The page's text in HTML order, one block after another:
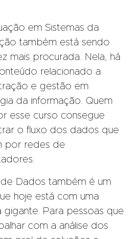
em Sistemas da
também está sendo
mais procurada. Nela, há
relacionado a
e gestão em
da informação. Quem
esse curso consegue
o fluxo dos dados que
por redes de
de Dados também é um
hoje está com uma
gigante. Para pessoas que
com a análise dos